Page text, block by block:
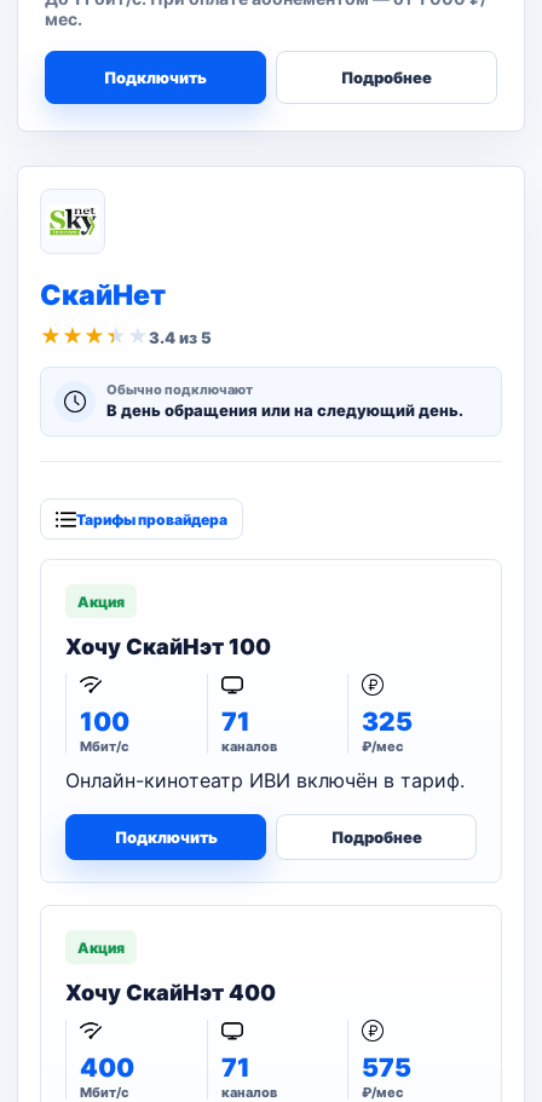
мес.
Подключить Подробнее
СкайНет
★ ★ ★ ★ ★3.4 из 5
Обычно подключают
В день обращения или на следующий день.
Тарифы провайдера
Акция
Хочу СкайНэт 100
100
Мбит/с
71
каналов
325
₽/мес
Онлайн-кинотеатр ИВИ включён в тариф.
Подключить Подробнее
Акция
Хочу СкайНэт 400
400
Мбит/с
71
каналов
575
₽/мес